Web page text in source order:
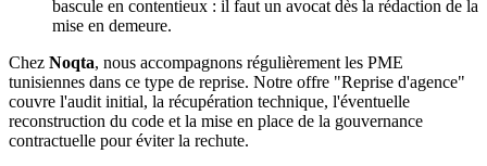
bascule en contentieux : il faut un avocat dès la rédaction de la
mise en demeure.
Chez Noqta, nous accompagnons régulièrement les PME
tunisiennes dans ce type de reprise. Notre offre "Reprise d'agence"
couvre l'audit initial, la récupération technique, l'éventuelle
reconstruction du code et la mise en place de la gouvernance
contractuelle pour éviter la rechute.